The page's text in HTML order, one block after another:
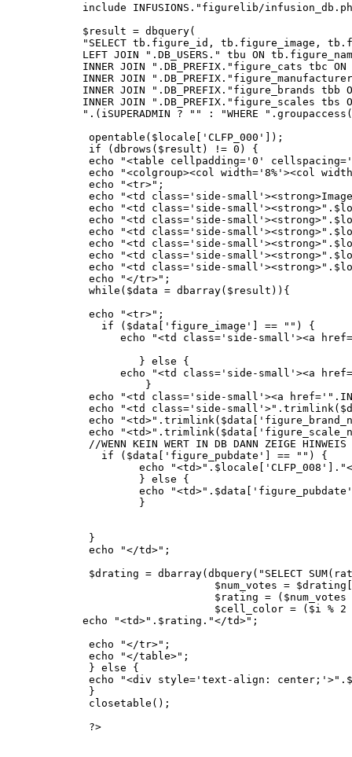
include INFUSIONS."figurelib/
$result = dbquery(
"SELECT tb.figure_id, tb.figure_image,
LEFT JOIN ".DB_USERS." tbu ON
INNER JOIN ".DB_PREFIX."figure_cats tbc
INNER JOIN
INNER JOIN ".DB_PREFIX."figure_brands
INNER JOIN ".DB_PREFIX."figure_scales
".(iSUPERADMIN ? "" : "WHERE
opentable($locale['CLFP_000']);
if (dbrows($result) != 0) {
echo "<table cellpadding='0'
echo "<colgroup><col width='8%'><col
echo "<tr>";
echo "<td class='side-
echo "<td class='side-
echo "<td class='side-
echo "<td class='side-
echo "<td class='side-
echo "<td class='side-
echo "<td class='side-
echo "</tr>";
while($data = dbarray($result)){
echo "<tr>";
if ($data['figure_image'] == "") {
echo "<td class='side-small'><a
} else {
echo "<td class='side-small'><a
}
echo "<td class='side-small'><a
echo "<td class='side-
echo
echo
//WENN KEIN WERT IN DB DANN ZEIGE HINWEIS
if ($data['figure_pubdate'] == "") {
echo
} else {
echo
}
}
echo "</td>";
$drating = dbarray(dbquery("SELECT
$num_votes =
$rating = ($num_votes > 0 ?
$cell_color = ($i % 2 == 0
echo "<td>".$rating."</td>";
echo "</tr>";
echo "</table>";
} else {
echo "<div style='text-align:
}
closetable();
?>